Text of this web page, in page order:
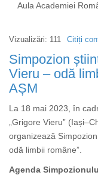
Aula Academiei
Citiți
Vizualizări: 111
Simpozion
Vieru – odă
AȘM
La 18 mai 2023, în
„Grigore Vieru”
organizează
odă limbii române”.
Agenda